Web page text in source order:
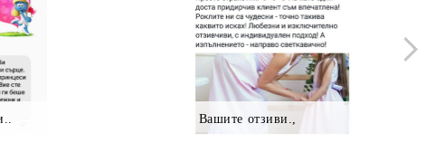
Вашите отзиви.,